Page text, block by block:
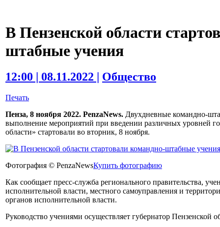
В Пензенской области
штабные учения
12:00 | 08.11.2022 | Общество
Печать
Пенза, 8 ноября 2022. PenzaNews. Двухдневные командно-
выполнение мероприятий при введении различных уровней
области» стартовали во вторник, 8 ноября.
Фотография © PenzaNewsКупить фотографию
Как сообщает пресс-служба регионального правительства,
исполнительной власти, местного самоуправления и
органов исполнительной власти.
Руководство учениями осуществляет губернатор Пензенской